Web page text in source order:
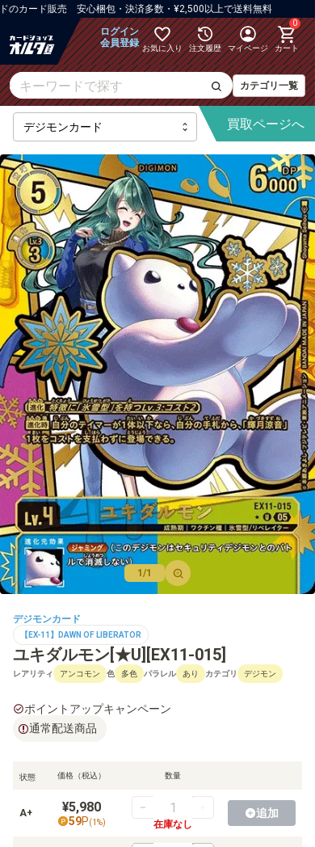
カード販売 安心梱包・決済多数・¥2,500以上で送料無料
ログイン
会員登録 お気に入り 注文履歴 マイページ
0
カート
カテゴリ一覧
【BT-25】DUAL REVOLUTION
【AD-01】DIGIMON GENERATION
【BT-24】TIME STRANGER
【BT-23】HACKERS' SLUMBER
【BT-22】CYBER EDEN
【BT-21】WORLD CONVERGENCE
【BT-20】OVER THE X
【BT-19】クロスエボリューション
【BT-18】エレメントサクセサー
【BT-17】シークレットクライシス
【BT-16】BEGINNING OBSERVER
【BT-14】BLAST ACE
【BT-13】VSロイヤルナイツ
【BT-11】ディメンショナルフェイズ
【BT-08】ニューヒーロー
買取ページへ
1/1
デジモンカード
【EX-11】DAWN OF LIBERATOR
ユキダルモン[★U][EX11-015]
レアリティ アンコモン 色 多色 パラレル あり カテゴリ デジモン
ポイントアップキャンペーン
通常配送商品
状態 価格（税込） 数量
A+ ¥5,980
59P(1%) 在庫なし
追加